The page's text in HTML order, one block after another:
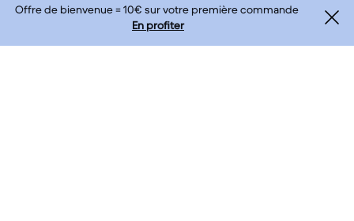
Offre de bienvenue = 10€ sur votre première commande
En profiter